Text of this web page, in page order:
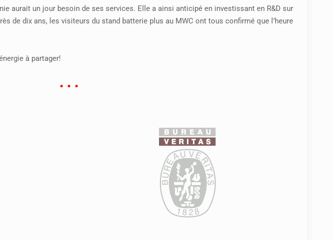
aurait un jour besoin de ses services. Elle a ainsi anticipé en investissant en R&D sur
de dix ans, les visiteurs du stand batterie plus au MWC ont tous confirmé que l’heure
à partager!